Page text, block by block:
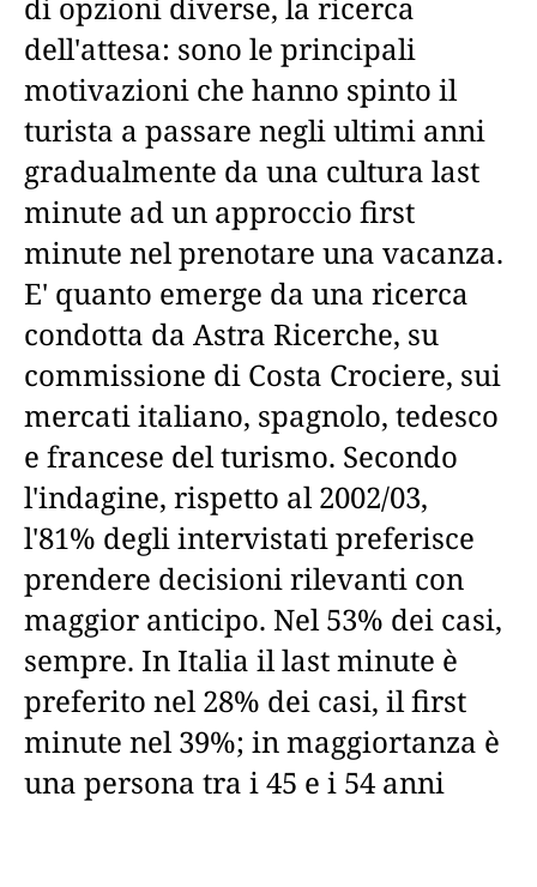
dell'attesa: sono le principali
motivazioni che hanno spinto il
turista a passare negli ultimi anni
gradualmente da una cultura last
minute ad un approccio first
minute nel prenotare una vacanza.
E' quanto emerge da una ricerca
condotta da Astra Ricerche, su
commissione di Costa Crociere, sui
mercati italiano, spagnolo, tedesco
e francese del turismo. Secondo
l'indagine, rispetto al 2002/03,
l'81% degli intervistati preferisce
prendere decisioni rilevanti con
maggior anticipo. Nel 53% dei casi,
sempre. In Italia il last minute è
preferito nel 28% dei casi, il first
minute nel 39%; in maggiortanza è
una persona tra i 45 e i 54 anni